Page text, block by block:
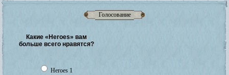
Голосование
Какие «Heroes» вам
больше всего нравятся?
Heroes 1